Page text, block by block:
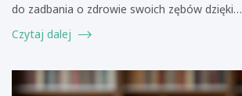
do zadbania o zdrowie swoich zębów dzięki…
Czytaj dalej